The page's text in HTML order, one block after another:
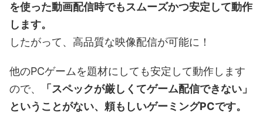
を使った動画配信時でもスムーズかつ安定して動作
します。
したがって、高品質な映像配信が可能に！
他のPCゲームを題材にしても安定して動作します
ので、
「スペックが厳しくてゲーム配信できない」
ということがない、頼もしいゲーミングPCです。